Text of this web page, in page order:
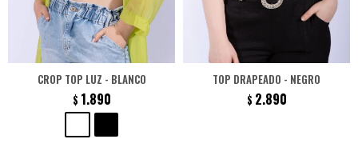
CROP TOP LUZ - BLANCO
$ 1.890
TOP DRAPEADO - NEGRO
$ 2.890